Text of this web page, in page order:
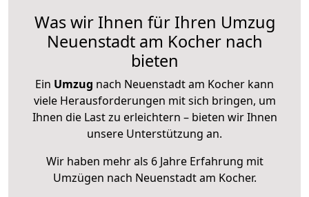
Was wir Ihnen für Ihren Umzug
Neuenstadt am Kocher nach
bieten
Ein Umzug nach Neuenstadt am Kocher kann
viele Herausforderungen mit sich bringen, um
Ihnen die Last zu erleichtern – bieten wir Ihnen
unsere Unterstützung an.
Wir haben mehr als 6 Jahre Erfahrung mit
Umzügen nach Neuenstadt am Kocher.